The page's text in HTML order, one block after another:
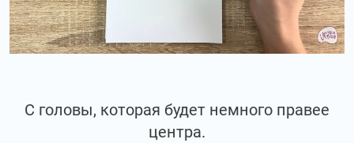
С головы, которая будет немного правее
центра.